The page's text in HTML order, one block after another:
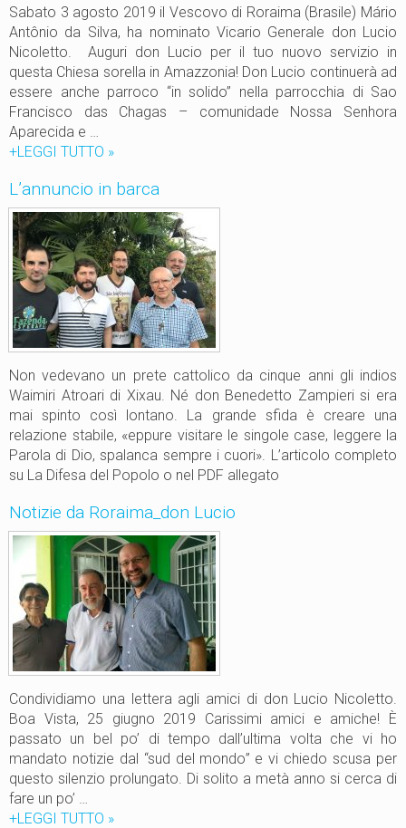
Sabato 3 agosto 2019 il Vescovo di Roraima (Brasile) Mário
Antônio da Silva, ha nominato Vicario Generale don Lucio
Nicoletto. Auguri don Lucio per il tuo nuovo servizio in
questa Chiesa sorella in Amazzonia! Don Lucio continuerà ad
essere anche parroco “in solido” nella parrocchia di Sao
Francisco das Chagas – comunidade Nossa Senhora
Aparecida e …
+LEGGI TUTTO A
g
u
r
i
d
o
n
L
u
o
!
»
L’annuncio in barca
Non vedevano un prete cattolico da cinque anni gli indios
Waimiri Atroari di Xixau. Né don Benedetto Zampieri si era
mai spinto così lontano. La grande sfida è creare una
relazione stabile, «eppure visitare le singole case, leggere la
Parola di Dio, spalanca sempre i cuori». L’articolo completo
su La Difesa del Popolo o nel PDF allegato
Notizie da Roraima_don Lucio
Condividiamo una lettera agli amici di don Lucio Nicoletto.
Boa Vista, 25 giugno 2019 Carissimi amici e amiche! È
passato un bel po’ di tempo dall’ultima volta che vi ho
mandato notizie dal “sud del mondo” e vi chiedo scusa per
questo silenzio prolungato. Di solito a metà anno si cerca di
fare un po’ …
+LEGGI TUTTO N
»